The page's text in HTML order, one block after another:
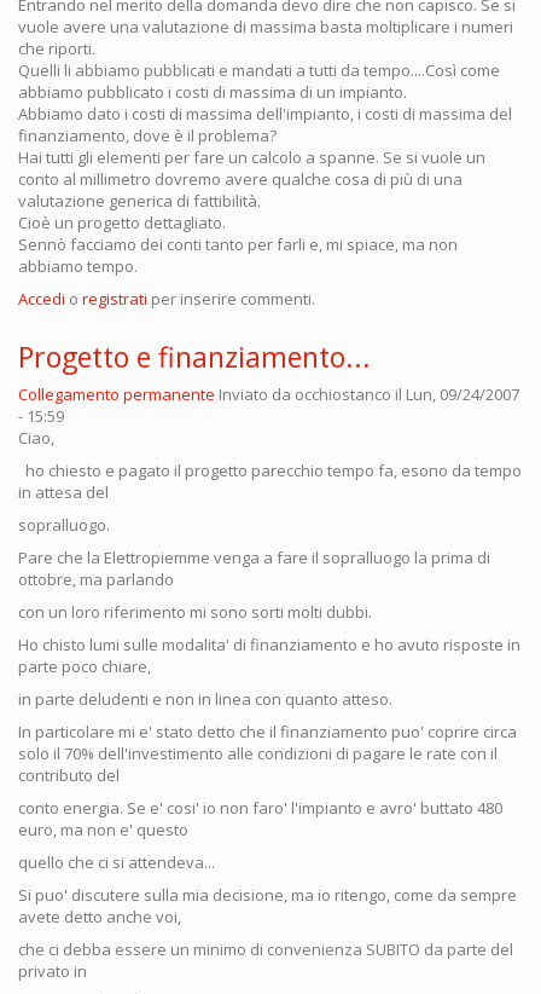
vuole avere una valutazione di massima basta moltiplicare i numeri
che riporti.
Quelli li abbiamo pubblicati e mandati a tutti da tempo....Così come
abbiamo pubblicato i costi di massima di un impianto.
Abbiamo dato i costi di massima dell'impianto, i costi di massima del
finanziamento, dove è il problema?
Hai tutti gli elementi per fare un calcolo a spanne. Se si vuole un
conto al millimetro dovremo avere qualche cosa di più di una
valutazione generica di fattibilità.
Cioè un progetto dettagliato.
Sennò facciamo dei conti tanto per farli e, mi spiace, ma non
abbiamo tempo.
Accedi o registrati per inserire commenti.
Progetto e finanziamento...
Collegamento permanente Inviato da occhiostanco il Lun, 09/24/2007
- 15:59
Ciao,
ho chiesto e pagato il progetto parecchio tempo fa, esono da tempo
in attesa del
sopralluogo.
Pare che la Elettropiemme venga a fare il sopralluogo la prima di
ottobre, ma parlando
con un loro riferimento mi sono sorti molti dubbi.
Ho chisto lumi sulle modalita' di finanziamento e ho avuto risposte in
parte poco chiare,
in parte deludenti e non in linea con quanto atteso.
In particolare mi e' stato detto che il finanziamento puo' coprire circa
solo il 70% dell'investimento alle condizioni di pagare le rate con il
contributo del
conto energia. Se e' cosi' io non faro' l'impianto e avro' buttato 480
euro, ma non e' questo
quello che ci si attendeva...
Si puo' discutere sulla mia decisione, ma io ritengo, come da sempre
avete detto anche voi,
che ci debba essere un minimo di convenienza SUBITO da parte del
privato in